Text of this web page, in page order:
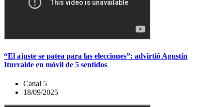
“El ajuste se patea para las elecciones”: advirtió Agustín
Iturralde en móvil de 5 sentidos
Canal 5
18/09/2025